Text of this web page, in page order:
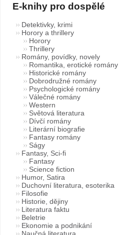
E-knihy pro dospělé
Detektivky, krimi
Horory a thrillery
Horory
Thrillery
Romány, povídky, novely
Romantika, erotické romány
Historické romány
Dobrodružné romány
Psychologické romány
Válečné romány
Western
Světová literatura
Dívčí romány
Literární biografie
Fantasy romány
Ságy
Fantasy, Sci-fi
Fantasy
Science fiction
Humor, Satira
Duchovní literatura, esoterika
Filosofie
Historie, dějiny
Literatura faktu
Beletrie
Ekonomie a podnikání
Naučná literatura